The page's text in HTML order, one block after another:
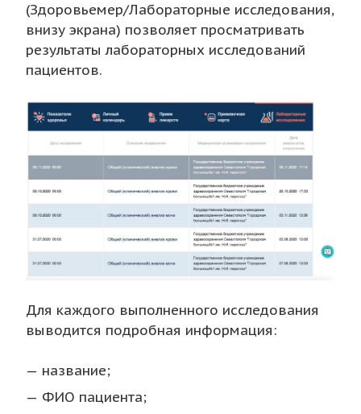
(Здоровьемер/Лабораторные исследования,
внизу экрана) позволяет просматривать
результаты лабораторных исследований
пациентов.
Для каждого выполненного исследования
выводится подробная информация:
название;
ФИО пациента;